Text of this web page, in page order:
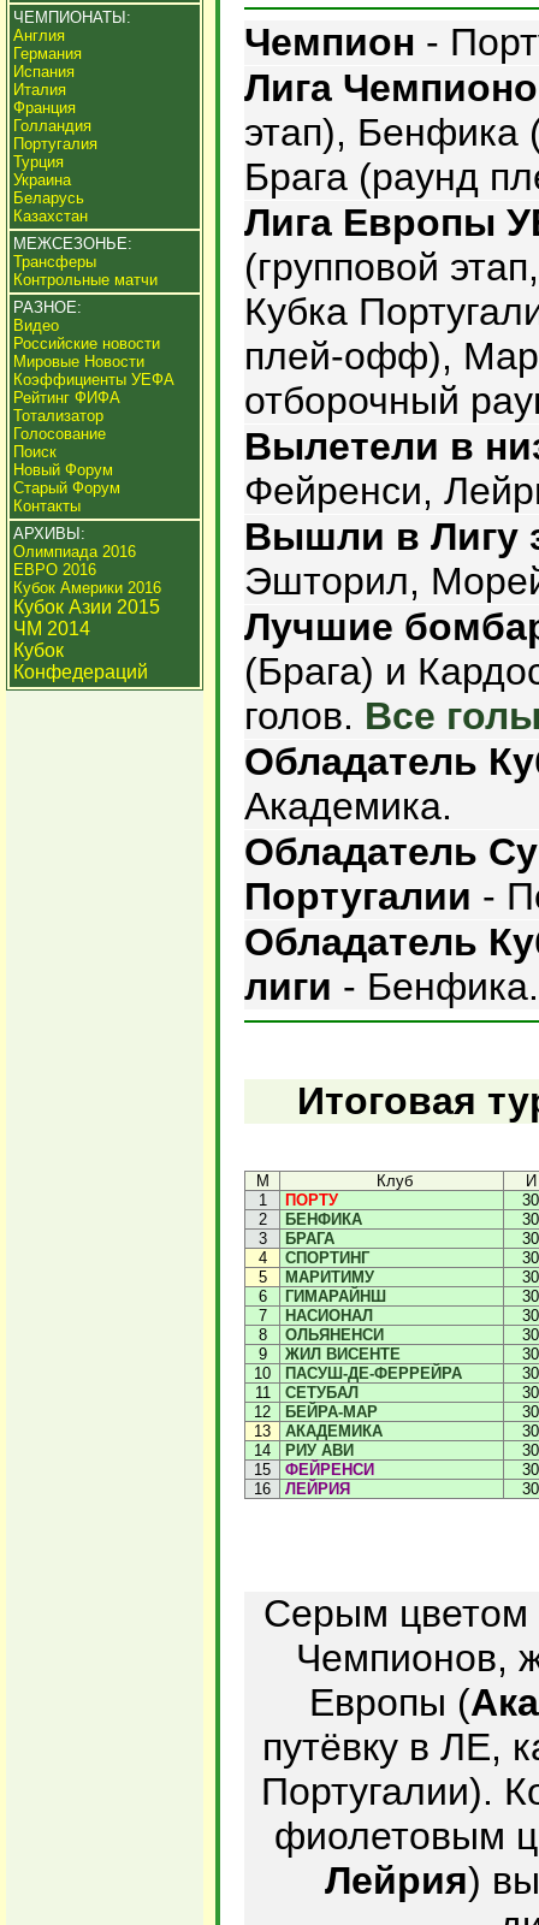
ЧЕМПИОНАТЫ:
Англия
Германия
Испания
Италия
Франция
Голландия
Португалия
Турция
Украина
Беларусь
Казахстан
МЕЖСЕЗОНЬЕ:
Трансферы
Контрольные матчи
РАЗНОЕ:
Видео
Российские новости
Мировые Новости
Коэффициенты УЕФА
Рейтинг ФИФА
Тотализатор
Голосование
Поиск
Новый Форум
Старый Форум
Контакты
АРХИВЫ:
Олимпиада 2016
ЕВРО 2016
Кубок Америки 2016
Кубок Азии 2015
ЧМ 2014
Кубок
Конфедераций
Чемпион -
Лига
этап), Бенфика
Брага (раунд
Лига Европы
(групповой
Кубка
плей-офф),
отборочный
Вылетели в
Фейренси,
Вышли в Лигу
Эшторил,
Лучшие
(Брага) и
голов. Все
Обладатель
Академика.
Обладатель
Португалии -
Обладатель
лиги - Бенфика.
Итоговая
М Клуб
И
1
ПОРТУ
30
2
БЕНФИКА
30
3
БРАГА
30
4
СПОРТИНГ
30
5
МАРИТИМУ
30
6
ГИМАРАЙНШ
30
7
НАСИОНАЛ
30
8
ОЛЬЯНЕНСИ
30
9
ЖИЛ ВИСЕНТЕ
30
10
ПАСУШ-ДЕ-ФЕРРЕЙРА
30
11
СЕТУБАЛ
30
12
БЕЙРА-МАР
30
13
АКАДЕМИКА
30
14
РИУ АВИ
30
15
ФЕЙРЕНСИ
30
16
ЛЕЙРИЯ 30
Серым цветом
Чемпионов,
Европы (
путёвку в ЛЕ,
Португалии).
фиолетовым
Лейрия)